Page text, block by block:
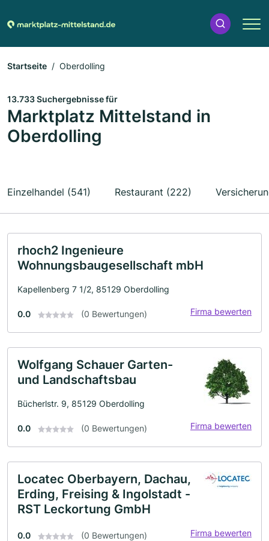
Startseite Oberdolling
13.733 Suchergebnisse für
Marktplatz Mittelstand in
Oberdolling
Einzelhandel (541) Restaurant (222)
rhoch2 Ingenieure
Wohnungsbaugesellschaft mbH
Kapellenberg 7 1/2, 85129 Oberdolling
0.0 (0 Bewertungen) Firma bewerten
Wolfgang Schauer Garten-
und Landschaftsbau
Bücherlstr. 9, 85129 Oberdolling
0.0 (0 Bewertungen) Firma bewerten
Locatec Oberbayern, Dachau,
Erding, Freising & Ingolstadt -
RST Leckortung GmbH
0.0 (0 Bewertungen) Firma bewerten